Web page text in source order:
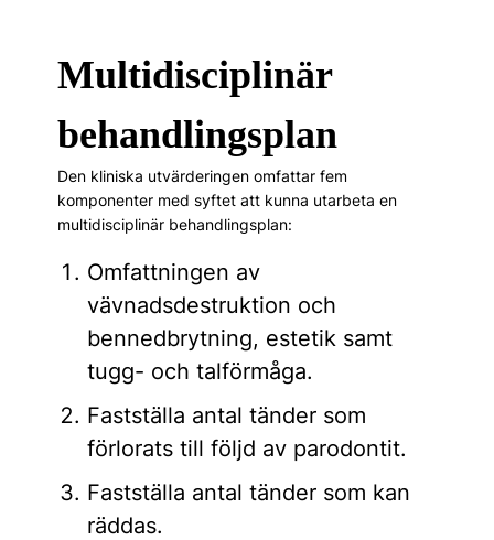
Multidisciplinär
behandlingsplan
Den kliniska utvärderingen omfattar fem
komponenter med syftet att kunna utarbeta en
multidisciplinär behandlingsplan:
Omfattningen av
vävnadsdestruktion och
bennedbrytning, estetik samt
tugg- och talförmåga.
Fastställa antal tänder som
förlorats till följd av parodontit.
Fastställa antal tänder som kan
räddas.